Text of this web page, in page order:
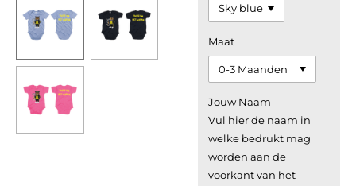
Maat
Jouw Naam
Vul hier de naam in
welke bedrukt mag
worden aan de
voorkant van het